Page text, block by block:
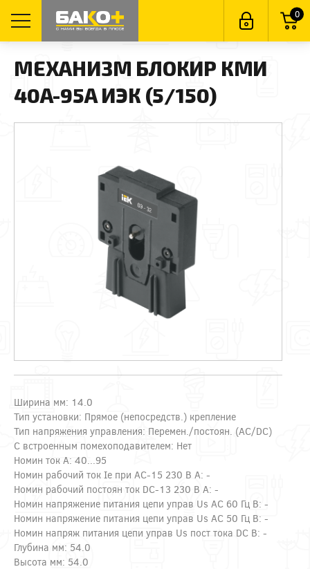
0
МЕХАНИЗМ БЛОКИР КМИ
40А-95А ИЭК (5/150)
Ширина мм: 14.0
Тип установки: Прямое (непосредств.) крепление
Тип напряжения управления: Перемен./постоян. (AC/DC)
С встроенным помехоподавителем: Нет
Номин ток А: 40...95
Номин рабочий ток Ie при AC-15 230 В А: -
Номин рабочий постоян ток DC-13 230 В А: -
Номин напряжение питания цепи управ Us AC 60 Гц В: -
Номин напряжение питания цепи управ Us AC 50 Гц В: -
Номин напряж питания цепи управ Us пост тока DC В: -
Глубина мм: 54.0
Высота мм: 54.0